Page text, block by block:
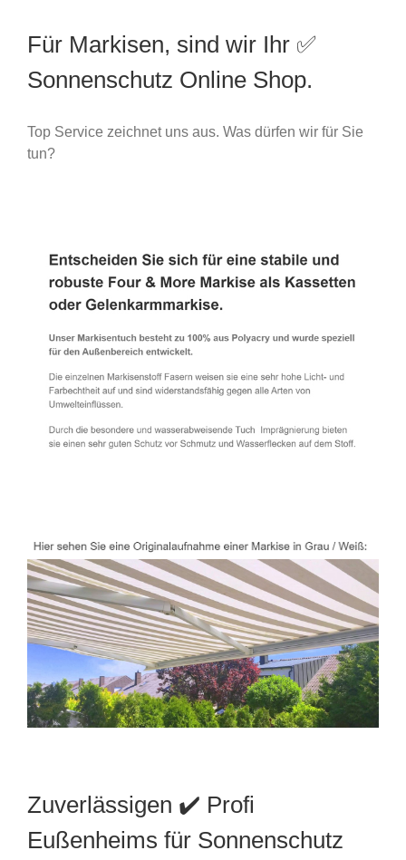
Für Markisen, sind wir Ihr ✅
Sonnenschutz Online Shop.
Top Service zeichnet uns aus. Was dürfen wir für Sie
tun?
Zuverlässigen ✔️ Profi
Eußenheims für Sonnenschutz